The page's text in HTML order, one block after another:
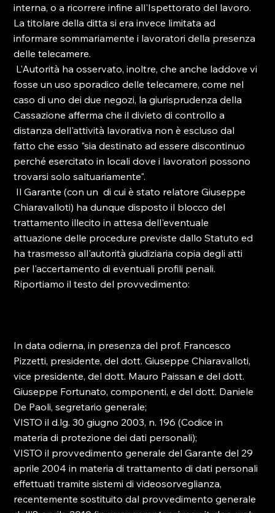
interna, o a ricorrere infine all'Ispettorato del lavoro.
La titolare della ditta si era invece limitata ad
informare sommariamente i lavoratori della presenza
delle telecamere.
fosse un uso sporadico delle telecamere, come nel
caso di uno dei due negozi, la giurisprudenza della
Cassazione afferma che il divieto di controllo a
distanza dell'attività lavorativa non è escluso dal
fatto che esso "sia destinato ad essere discontinuo
perché esercitato in locali dove i lavoratori possono
trovarsi solo saltuariamente".
Il Garante (con un di cui è stato relatore Giuseppe
Chiaravalloti) ha dunque disposto il blocco del
trattamento illecito in attesa dell'eventuale
attuazione delle procedure previste dallo Statuto ed
ha trasmesso all'autorità giudiziaria copia degli atti
per l'accertamento di eventuali profili penali.
Riportiamo il testo del provvedimento:
In data odierna, in presenza del prof. Francesco
Pizzetti, presidente, del dott. Giuseppe Chiaravalloti,
vice presidente, del dott. Mauro Paissan e del dott.
Giuseppe Fortunato, componenti, e del dott. Daniele
De Paoli, segretario generale;
VISTO il d.lg. 30 giugno 2003, n. 196 (Codice in
materia di protezione dei dati personali);
VISTO il provvedimento generale del Garante del 29
aprile 2004 in materia di trattamento di dati personali
effettuati tramite sistemi di videosorveglianza,
recentemente sostituito dal provvedimento generale